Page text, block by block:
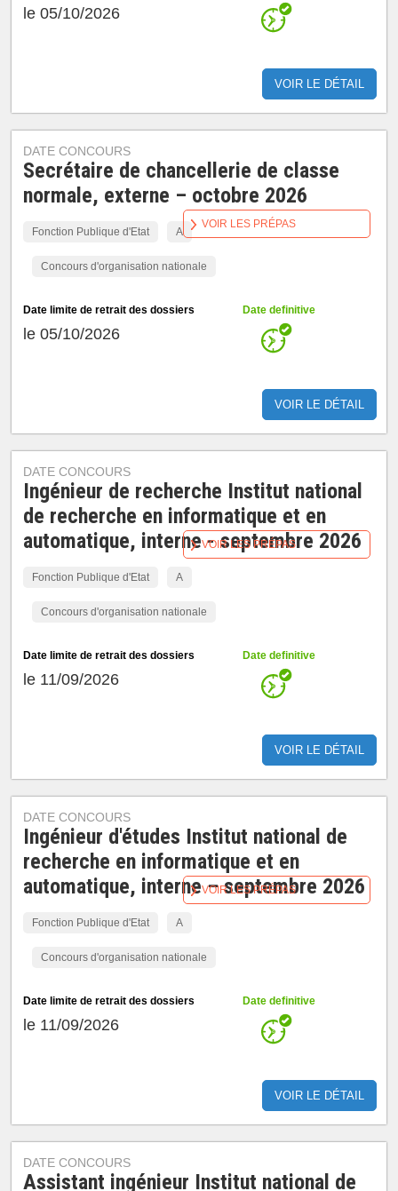
le 05/10/2026
VOIR LE DÉTAIL
DATE CONCOURS
Secrétaire de chancellerie de classe
normale, externe – octobre 2026
Fonction Publique d'Etat A
Concours d'organisation nationale
Date limite de retrait des dossiers
le 05/10/2026
Date definitive
VOIR LE DÉTAIL
VOIR LES PRÉPAS
DATE CONCOURS
Ingénieur de recherche Institut national
de recherche en informatique et en
automatique, interne - septembre 2026
Fonction Publique d'Etat A
Concours d'organisation nationale
Date limite de retrait des dossiers
le 11/09/2026
Date definitive
VOIR LE DÉTAIL
VOIR LES PRÉPAS
DATE CONCOURS
Ingénieur d'études Institut national de
recherche en informatique et en
automatique, interne – septembre 2026
Fonction Publique d'Etat A
Concours d'organisation nationale
Date limite de retrait des dossiers
le 11/09/2026
Date definitive
VOIR LE DÉTAIL
VOIR LES PRÉPAS
DATE CONCOURS
Assistant ingénieur Institut national de